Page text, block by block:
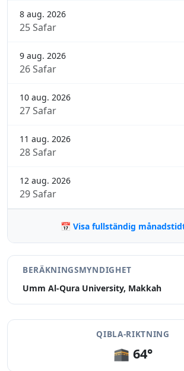
8 aug. 2026
25 Safar
9 aug. 2026
26 Safar
10 aug. 2026
27 Safar
11 aug. 2026
28 Safar
12 aug. 2026
29 Safar
📅 Visa fullständig
BERÄKNINGSMYNDIGHET
Umm Al-Qura University, Makkah
QIBLA-RIKTNING
🕋 64°